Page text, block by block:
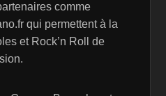
comme
qui permettent à la
et Rock’n Roll de